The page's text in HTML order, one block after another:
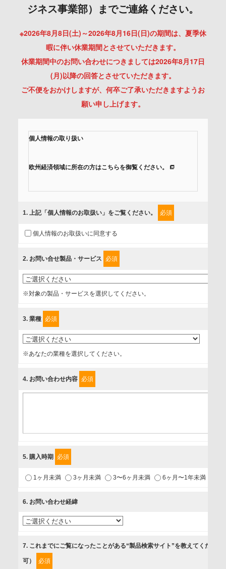
ジネス事業部）までご連絡ください。
※2026年8月8日(土)～2026年8月16日(日)の期間は、夏季休
暇に伴い休業期間とさせていただきます。
休業期間中のお問い合わせにつきましては2026年8月17日
(月)以降の回答とさせていただきます。
ご不便をおかけしますが、何卒ご了承いただきますようお
願い申し上げます。
個人情報の取り扱い
欧州経済領域に所在の方はこちらを御覧ください。
組みを行っています。
に取扱い、これらで定める範囲内で、サービスの提供やご案
内等のために利用させていただいております。
情報を提供されるお客様（本人）に対して、情報の収集目
的、管理者、提供の有無、情報提供の任意性や権利について
確認し、当社への情報提供がお客様の懸念にならないよう
上げます。
事業者名
個人情報保護責任者
1.当社が取り扱う商品・サービスに関するご案内
2.当社が開催（主催・共催・協賛）するセミナーなど、各種イ
3.お客様の業務内容、及び興味、関心に応じた情報の提供
4.お客様満足度調査等のアンケートの依頼
第三者提供の有無
1. 上記「個人情報のお取扱い」をご覧ください。 必須
個人情報のお取扱いに同意する
2. お問い合せ製品・サービス 必須
※対象の製品・サービスを選択してください。
3. 業種 必須
※あなたの業種を選択してください。
4. お問い合わせ内容 必須
5. 購入時期 必須
1ヶ月未満 3ヶ月未満 3〜6ヶ月未満 6ヶ月〜1年未満
6. お問い合わせ経緯
7. これまでにご覧になったことがある“製品検索サイト”を教えてください
可） 必須